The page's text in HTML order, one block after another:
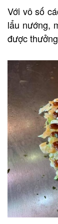
Với vô số
lẩu nướng,
được